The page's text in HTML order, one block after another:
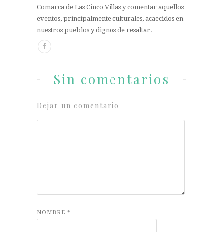
Comarca de Las Cinco Villas y comentar aquellos
eventos, principalmente culturales, acaecidos en
nuestros pueblos y dignos de resaltar.
Sin comentarios
Dejar un comentario
NOMBRE *